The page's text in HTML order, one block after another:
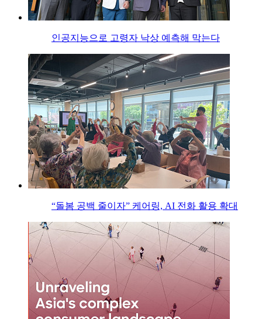
인공지능으로 고령자 낙상 예측해 막는다
“돌봄 공백 줄이자” 케어링, AI 전화 활용 확대